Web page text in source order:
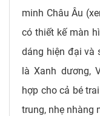
minh Châu Âu
có thiết kế màn
dáng hiện đại và
là Xanh dương,
hợp cho cả bé
trung, nhẹ nhàng